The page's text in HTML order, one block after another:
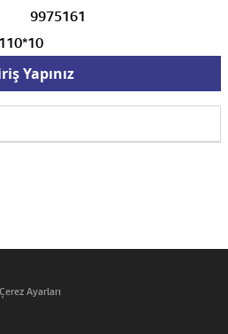
9975161
Yapınız
Çerez Ayarları